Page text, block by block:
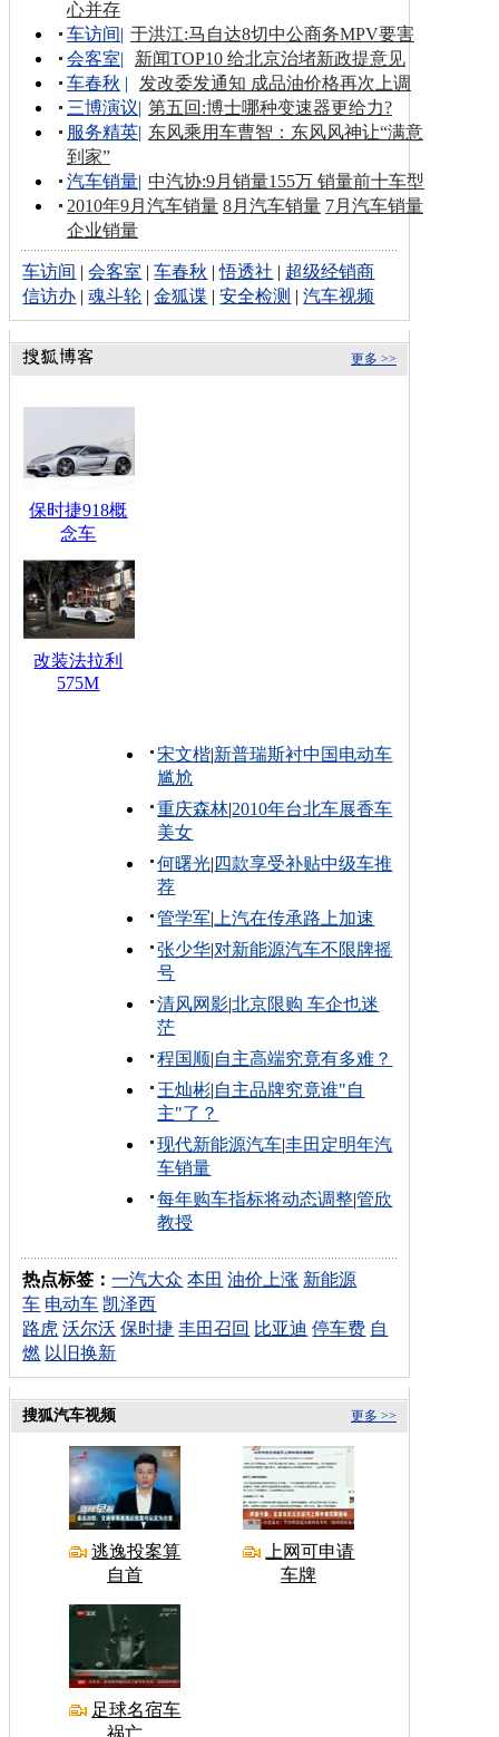
心并存
车访间| 于洪江:马自达8切中公商务MPV要害
会客室|
新闻TOP10 给北京治堵新政提意见
车春秋 |
发改委发通知 成品油价格再次上调
三博演议| 第五回:博士哪种变速器更给力?
服务精英| 东风乘用车曹智：东风风神让“满意
到家”
汽车销量| 中汽协:9月销量155万 销量前十车型
2010年9月汽车销量 8月汽车销量 7月汽车销量
企业销量
车访间 |会客室 |车春秋 |悟透社 | 超级经销商
信访办 |魂斗轮 |金狐谍 |安全检测 |汽车视频
更多 >>
保时捷918概
念车
改装法拉利
575M
宋文楷|新普瑞斯衬中国电动车
尴尬
重庆森林|2010年台北车展香车
美女
何曙光| 四款享受补贴中级车推
荐
管学军| 上汽在传承路上加速
张少华|对新能源汽车不限牌摇
号
清风网影|北京限购 车企也迷
茫
程国顺|自主高端究竟有多难？
王灿彬|自主品牌究竟谁"自
主"了？
现代新能源汽车|丰田定明年汽
车销量
每年购车指标将动态调整|管欣
教授
热点标签：一汽大众 本田 油价上涨 新能源
车 电动车 凯泽西
路虎 沃尔沃 保时捷 丰田召回 比亚迪 停车费 自
燃 以旧换新
更多 >>
搜狐汽车视频
逃逸投案算
自首
上网可申请
车牌
足球名宿车
祸亡